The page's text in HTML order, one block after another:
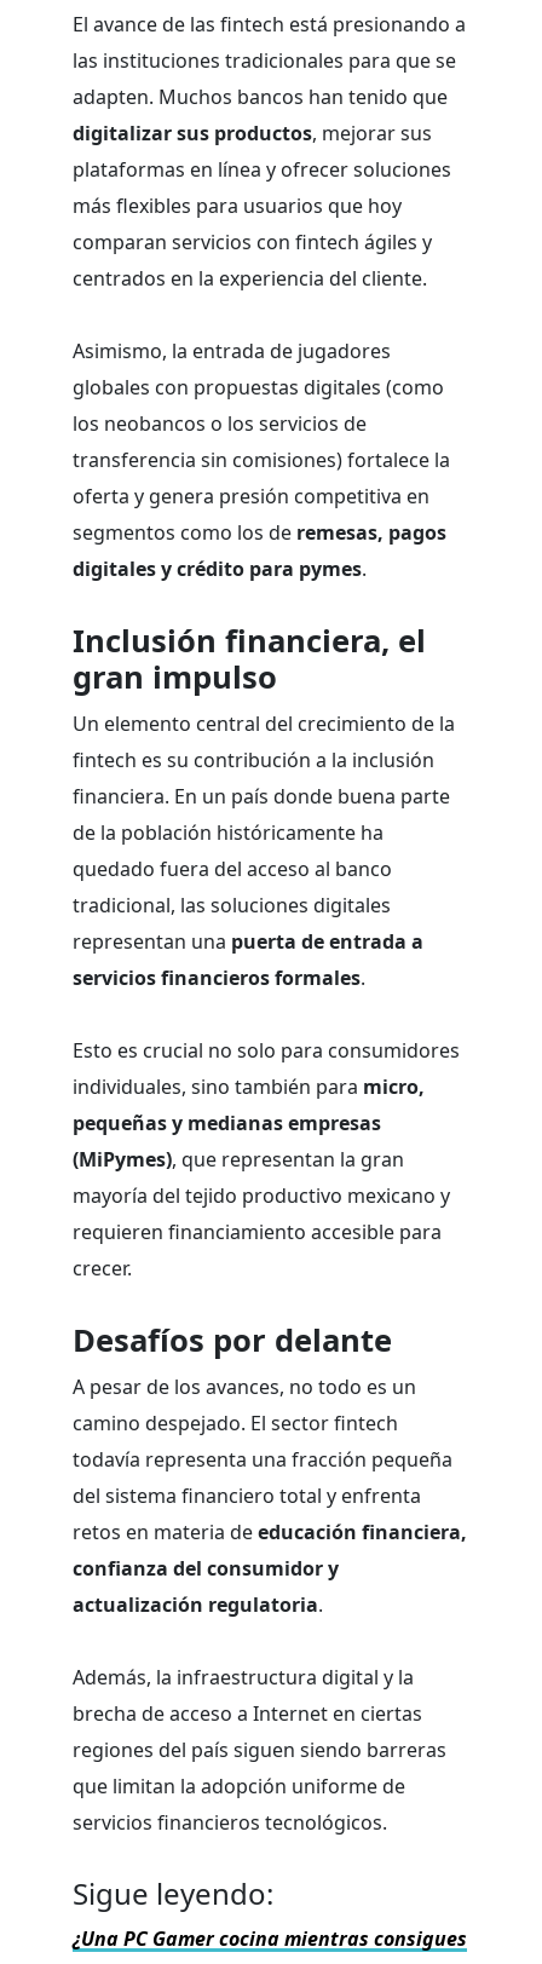
El avance de las fintech está presionando a
las instituciones tradicionales para que se
adapten. Muchos bancos han tenido que
digitalizar sus productos, mejorar sus
plataformas en línea y ofrecer soluciones
más flexibles para usuarios que hoy
comparan servicios con fintech ágiles y
centrados en la experiencia del cliente.
Asimismo, la entrada de jugadores
globales con propuestas digitales (como
los neobancos o los servicios de
transferencia sin comisiones) fortalece la
oferta y genera presión competitiva en
segmentos como los de remesas, pagos
digitales y crédito para pymes.
Inclusión financiera, el
gran impulso
Un elemento central del crecimiento de la
fintech es su contribución a la inclusión
financiera. En un país donde buena parte
de la población históricamente ha
quedado fuera del acceso al banco
tradicional, las soluciones digitales
representan una puerta de entrada a
servicios financieros formales.
Esto es crucial no solo para consumidores
individuales, sino también para micro,
pequeñas y medianas empresas
(MiPymes), que representan la gran
mayoría del tejido productivo mexicano y
requieren financiamiento accesible para
crecer.
Desafíos por delante
A pesar de los avances, no todo es un
camino despejado. El sector fintech
todavía representa una fracción pequeña
del sistema financiero total y enfrenta
retos en materia deeducación financiera,
confianza del consumidor y
actualización regulatoria.
Además, la infraestructura digital y la
brecha de acceso a Internet en ciertas
regiones del país siguen siendo barreras
que limitan la adopción uniforme de
servicios financieros tecnológicos.
Sigue leyendo:
¿Una PC Gamer cocina mientras consigues